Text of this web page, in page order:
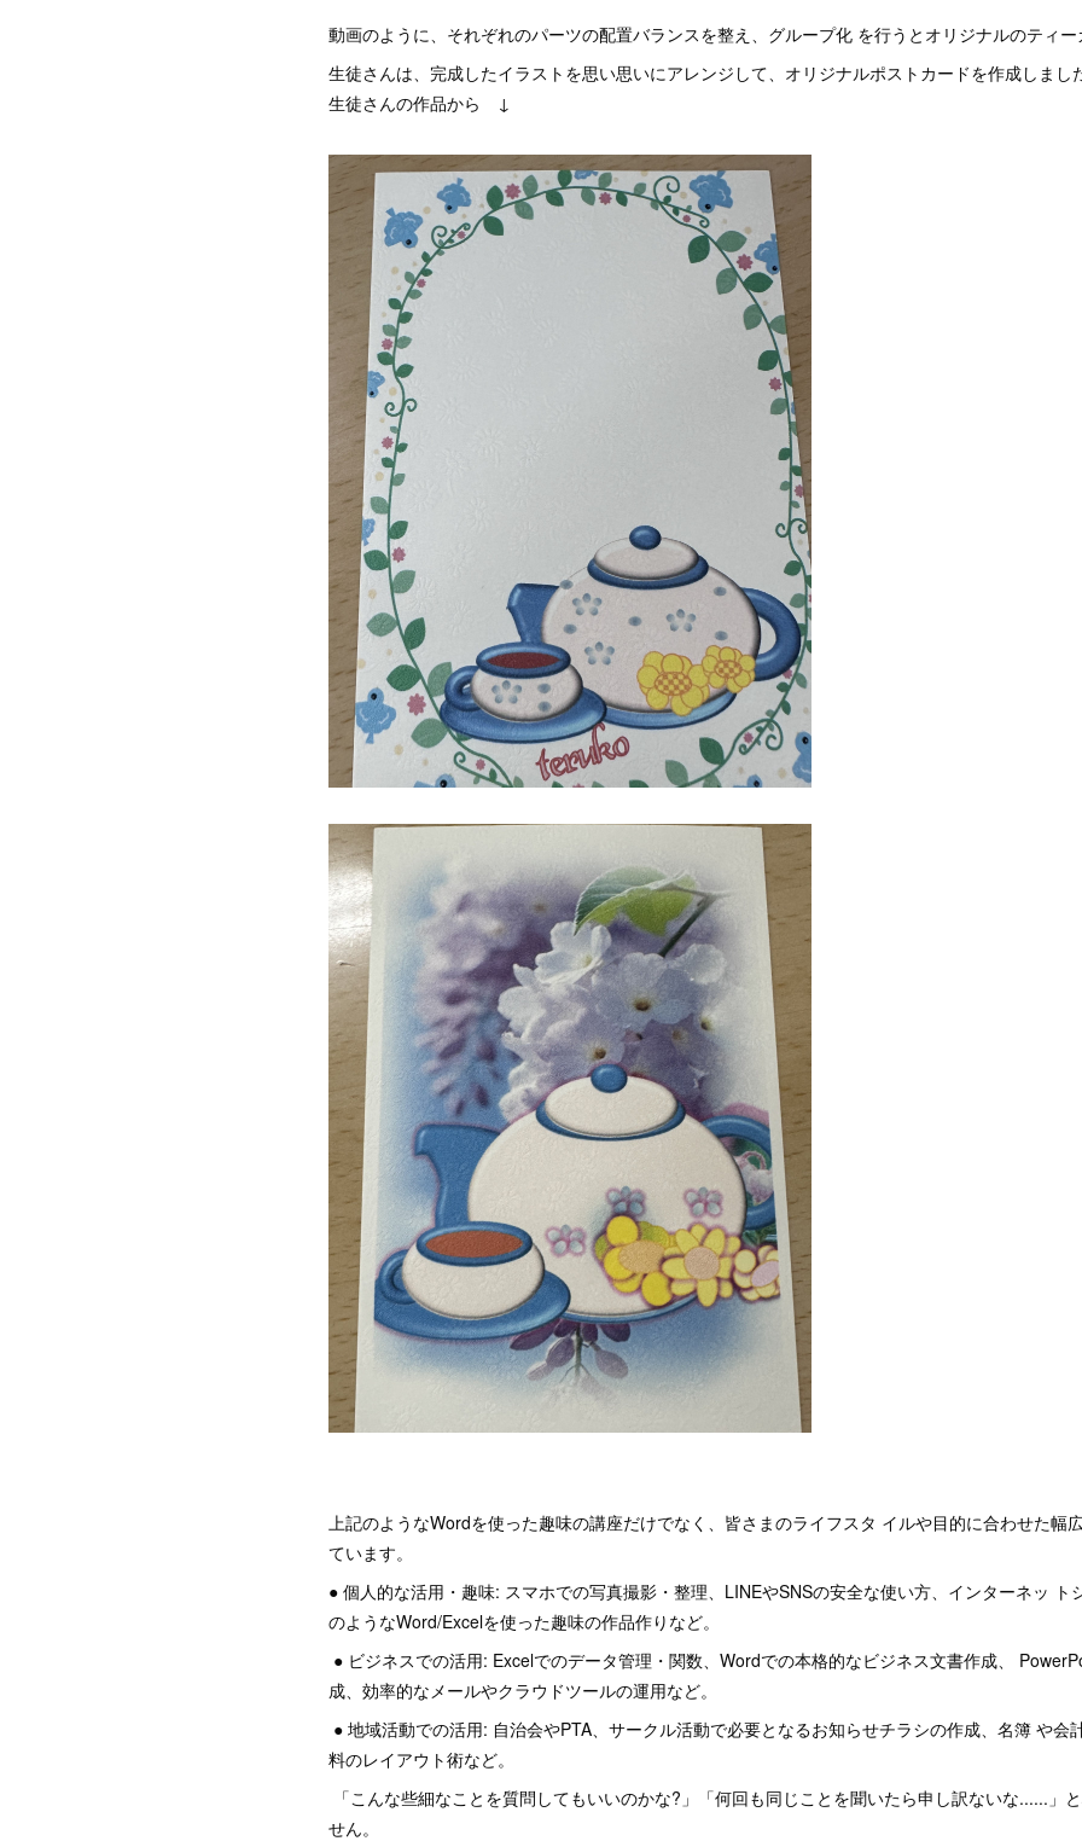
動画のように、それぞれのパーツの配置バランスを整え、グループ化 を行うとオリジナルのティ
生徒さんは、完成したイラストを思い思いにアレンジして、オリジナルポストカードを作成しまし
生徒さんの作品から ↓
上記のようなWordを使った趣味の講座だけでなく、皆さまのライフスタ イルや目的に合わせた幅
ています。
● 個人的な活用・趣味: スマホでの写真撮影・整理、LINEやSNSの安全な使い方、インターネッ ト
のようなWord/Excelを使った趣味の作品作りなど。
● ビジネスでの活用: Excelでのデータ管理・関数、Wordでの本格的なビジネス文書作成、
成、効率的なメールやクラウドツールの運用など。
● 地域活動での活用: 自治会やPTA、サークル活動で必要となるお知らせチラシの作成、名簿 や会
料のレイアウト術など。
「こんな些細なことを質問してもいいのかな?」「何回も同じことを聞いたら申し訳ないな......」
せん。